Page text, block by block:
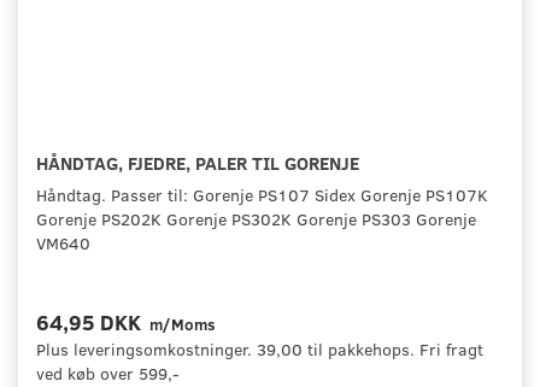
HÅNDTAG, FJEDRE, PALER TIL GORENJE
Håndtag. Passer til: Gorenje PS107 Sidex Gorenje PS107K
Gorenje PS202K Gorenje PS302K Gorenje PS303 Gorenje
VM640
64,95 DKK m/Moms
Plus leveringsomkostninger. 39,00 til pakkehops. Fri fragt
ved køb over 599,-